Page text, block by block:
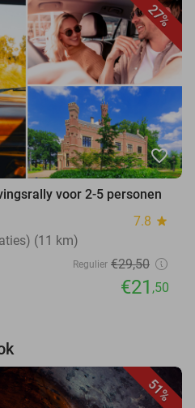
27%
favorite_border
voor 2-5 personen
7.8 star
(11 km)
Regulier €29,50
€21 ,50
51%